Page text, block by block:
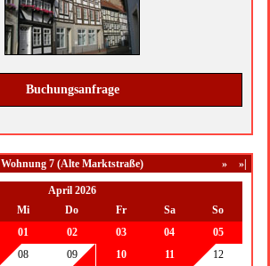
Buchungsanfrage
Wohnung 7 (Alte Marktstraße) » »|
April 2026
Mi Do Fr Sa
So
01 02 03 04
05
08 09 10 11
12